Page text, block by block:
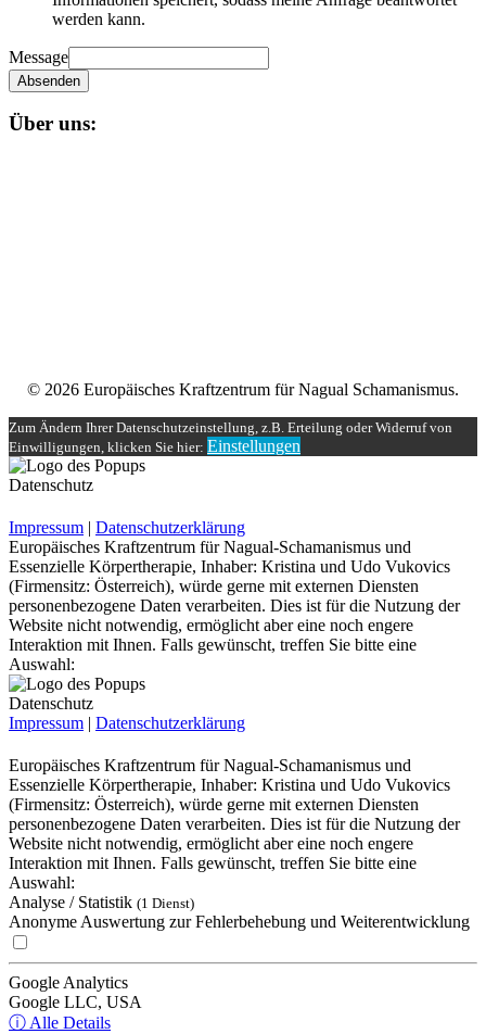
werden kann.
Message
Absenden
Über uns:
© 2026 Europäisches Kraftzentrum für Nagual Schamanismus.
Zum Ändern Ihrer Datenschutzeinstellung, z.B. Erteilung oder Widerruf von
Einwilligungen, klicken Sie hier: Einstellungen
Datenschutz
Impressum | Datenschutzerklärung
Europäisches Kraftzentrum für Nagual-Schamanismus und
Essenzielle Körpertherapie, Inhaber: Kristina und Udo Vukovics
(Firmensitz: Österreich), würde gerne mit externen Diensten
personenbezogene Daten verarbeiten. Dies ist für die Nutzung der
Website nicht notwendig, ermöglicht aber eine noch engere
Interaktion mit Ihnen. Falls gewünscht, treffen Sie bitte eine
Auswahl:
Datenschutz
Impressum | Datenschutzerklärung
Europäisches Kraftzentrum für Nagual-Schamanismus und
Essenzielle Körpertherapie, Inhaber: Kristina und Udo Vukovics
(Firmensitz: Österreich), würde gerne mit externen Diensten
personenbezogene Daten verarbeiten. Dies ist für die Nutzung der
Website nicht notwendig, ermöglicht aber eine noch engere
Interaktion mit Ihnen. Falls gewünscht, treffen Sie bitte eine
Auswahl:
Analyse / Statistik (1 Dienst)
Anonyme Auswertung zur Fehlerbehebung und Weiterentwicklung
Google Analytics
Google LLC, USA
ⓘ Alle Details